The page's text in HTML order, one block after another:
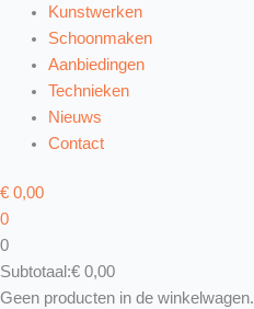
Kunstwerken
Schoonmaken
Aanbiedingen
Technieken
Nieuws
Contact
€ 0,00
0
0
Subtotaal:€ 0,00
Geen producten in de winkelwagen.